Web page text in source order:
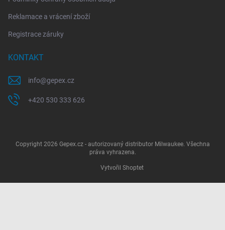
Reklamace a vrácení zboží
Registrace záruky
KONTAKT
info@gepex.cz
+420 530 333 626
Vytvořil Shoptet
Copyright 2026 Gepex.cz - autorizovaný distributor Milwaukee. Všechna
práva vyhrazena.